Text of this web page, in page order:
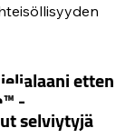
etten
™ -
selviytyjä